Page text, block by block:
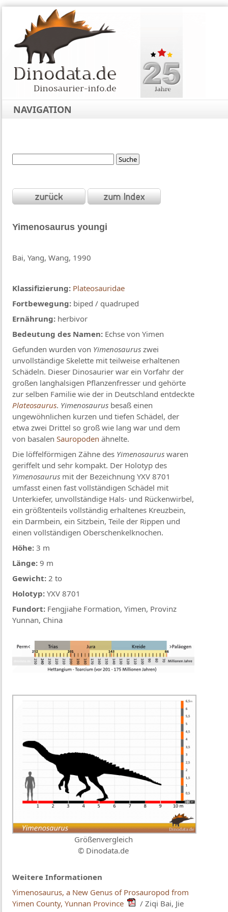
NAVIGATION
Yimenosaurus youngi
Bai, Yang, Wang, 1990
Klassifizierung: Plateosauridae
Fortbewegung: biped / quadruped
Ernährung: herbivor
Bedeutung des Namen: Echse von Yimen
Gefunden wurden von Yimenosaurus zwei
unvollständige Skelette mit teilweise erhaltenen
Schädeln. Dieser Dinosaurier war ein Vorfahr der
großen langhalsigen Pflanzenfresser und gehörte
zur selben Familie wie der in Deutschland entdeckte
Plateosaurus. Yimenosaurus besaß einen
ungewöhnlichen kurzen und tiefen Schädel, der
etwa zwei Drittel so groß wie lang war und dem
von basalenSauropoden ähnelte.
Die löffelförmigen Zähne des Yimenosaurus waren
geriffelt und sehr kompakt. Der Holotyp des
Yimenosaurus mit der Bezeichnung YXV 8701
umfasst einen fast vollständigen Schädel mit
Unterkiefer, unvollständige Hals- und Rückenwirbel,
ein größtenteils vollständig erhaltenes Kreuzbein,
ein Darmbein, ein Sitzbein, Teile der Rippen und
einen vollständigen Oberschenkelknochen.
Höhe: 3 m
Länge:9 m
Gewicht: 2 to
Holotyp: YXV 8701
Fundort: Fengjiahe Formation, Yimen, Provinz
Yunnan, China
Größenvergleich
© Dinodata.de
Weitere Informationen
Yimenosaurus, a New Genus of Prosauropod from
Yimen County, Yunnan Province
/ Ziqi Bai, Jie